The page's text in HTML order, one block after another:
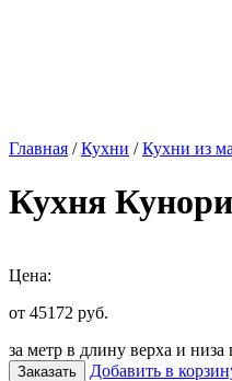
Главная /Кухни /Кухни из
Кухня Кунори
Цена:
от 45172 руб.
за метр в длину верха и низа
Заказать Добавить в